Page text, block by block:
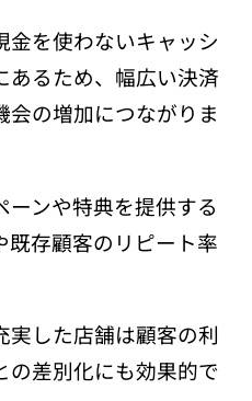
を使わないキャッシ
あるため、幅広い決済
の増加につながりま
ーンや特典を提供する
既存顧客のリピート率
実した店舗は顧客の利
差別化にも効果的で